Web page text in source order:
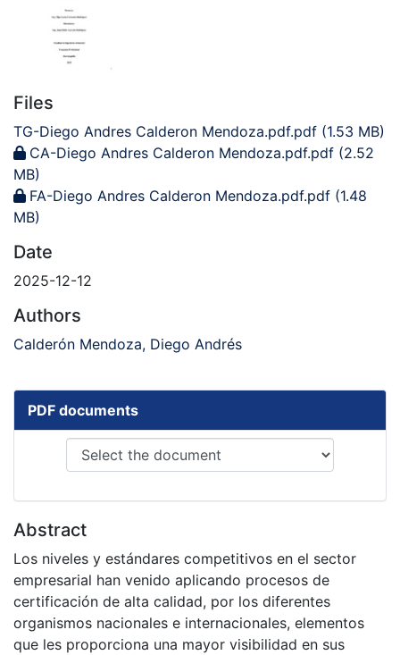
Files
TG-Diego Andres Calderon Mendoza.pdf.pdf (1.53 MB)
CA-Diego Andres Calderon Mendoza.pdf.pdf (2.52
MB)
FA-Diego Andres Calderon Mendoza.pdf.pdf (1.48
MB)
Date
2025-12-12
Authors
Calderón Mendoza, Diego Andrés
PDF documents
Abstract
Los niveles y estándares competitivos en el sector
empresarial han venido aplicando procesos de
certificación de alta calidad, por los diferentes
organismos nacionales e internacionales, elementos
que les proporciona una mayor visibilidad en sus